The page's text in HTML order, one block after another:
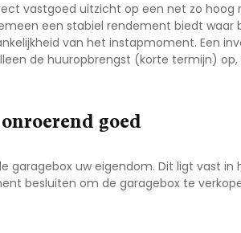
vastgoed uitzicht op een net zo hoog
een stabiel rendement biedt waar
van het instapmoment. Een
de huuropbrengst (korte termijn)
goed
garagebox uw eigendom. Dit ligt vast
besluiten om de garagebox te